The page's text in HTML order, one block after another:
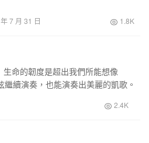
7 月 31 日 1.8K
命的韌度是超出我們所能想像
續演奏，也能演奏出美麗的凱歌。
2.4K